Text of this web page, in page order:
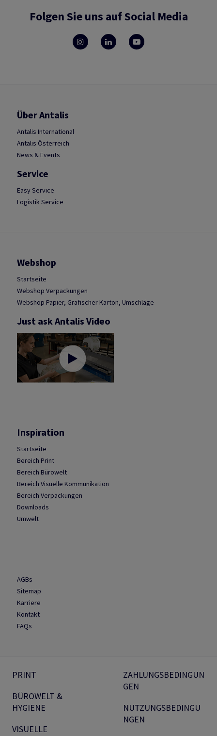
Folgen Sie uns auf Social Media
Über Antalis
Antalis International
Antalis Österreich
News & Events
Service
Easy Service
Logistik Service
Webshop
Startseite
Webshop Verpackungen
Webshop Papier, Grafischer Karton, Umschläge
Just ask Antalis Video
Inspiration
Startseite
Bereich Print
Bereich Bürowelt
Bereich Visuelle Kommunikation
Bereich Verpackungen
Downloads
Umwelt
AGBs
Sitemap
Karriere
Kontakt
FAQs
PRINT
BÜROWELT &
HYGIENE
VISUELLE
ZAHLUNGSBEDINGUN
GEN
NUTZUNGSBEDINGU
NGEN